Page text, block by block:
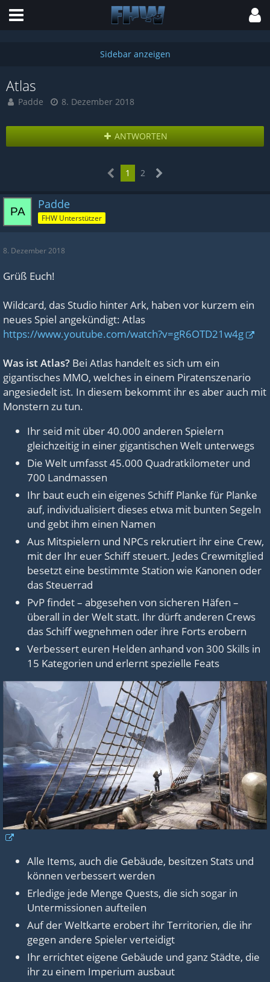
Atlas
Padde 8. Dezember 2018
ANTWORTEN
1 2
Padde
FHW Unterstützer
8. Dezember 2018
Grüß Euch!
Wildcard, das Studio hinter Ark, haben vor kurzem ein
neues Spiel angekündigt: Atlas
https://www.youtube.com/watch?v=gR6OTD21w4g
Was ist Atlas? Bei Atlas handelt es sich um ein
gigantisches MMO, welches in einem Piratenszenario
angesiedelt ist. In diesem bekommt ihr es aber auch mit
Monstern zu tun.
Ihr seid mit über 40.000 anderen Spielern
gleichzeitig in einer gigantischen Welt unterwegs
Die Welt umfasst 45.000 Quadratkilometer und
700 Landmassen
Ihr baut euch ein eigenes Schiff Planke für Planke
auf, individualisiert dieses etwa mit bunten Segeln
und gebt ihm einen Namen
Aus Mitspielern und NPCs rekrutiert ihr eine Crew,
mit der Ihr euer Schiff steuert. Jedes Crewmitglied
besetzt eine bestimmte Station wie Kanonen oder
das Steuerrad
PvP findet – abgesehen von sicheren Häfen –
überall in der Welt statt. Ihr dürft anderen Crews
das Schiff wegnehmen oder ihre Forts erobern
Verbessert euren Helden anhand von 300 Skills in
15 Kategorien und erlernt spezielle Feats
Alle Items, auch die Gebäude, besitzen Stats und
können verbessert werden
Erledige jede Menge Quests, die sich sogar in
Untermissionen aufteilen
Auf der Weltkarte erobert ihr Territorien, die ihr
gegen andere Spieler verteidigt
Ihr errichtet eigene Gebäude und ganz Städte, die
ihr zu einem Imperium ausbaut